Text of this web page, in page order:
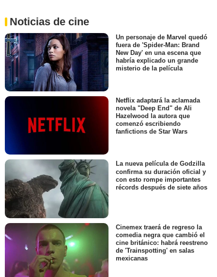
Noticias de cine
Un personaje de Marvel quedó
fuera de 'Spider-Man: Brand
New Day' en una escena que
habría explicado un grande
misterio de la película
Netflix adaptará la aclamada
novela "Deep End" de Ali
Hazelwood la autora que
comenzó escribiendo
fanfictions de Star Wars
La nueva película de Godzilla
confirma su duración oficial y
con esto rompe importantes
récords después de siete años
Cinemex traerá de regreso la
comedia negra que cambió el
cine británico: habrá reestreno
de 'Trainspotting' en salas
mexicanas